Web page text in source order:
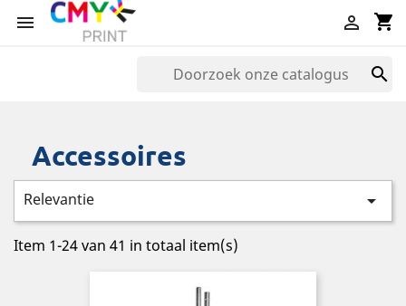
 shopping_cart


Accessoires
Relevantie 
Item 1-24 van 41 in totaal item(s)